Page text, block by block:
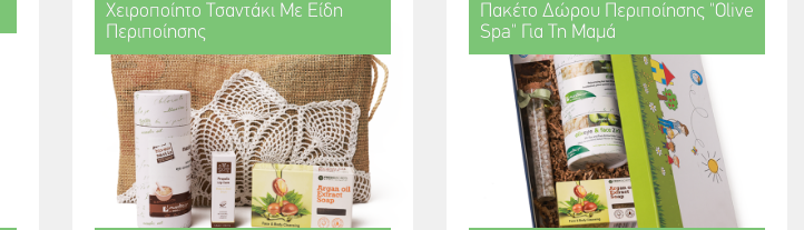
Χειροποίητο Τσαντάκι Με Είδη
Περιποίησης
Πακέτο Δώρου Περιποίησης "Olive
Spa" Για Τη Μαμά